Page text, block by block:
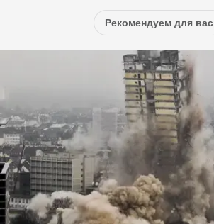
Рекомендуем для вас